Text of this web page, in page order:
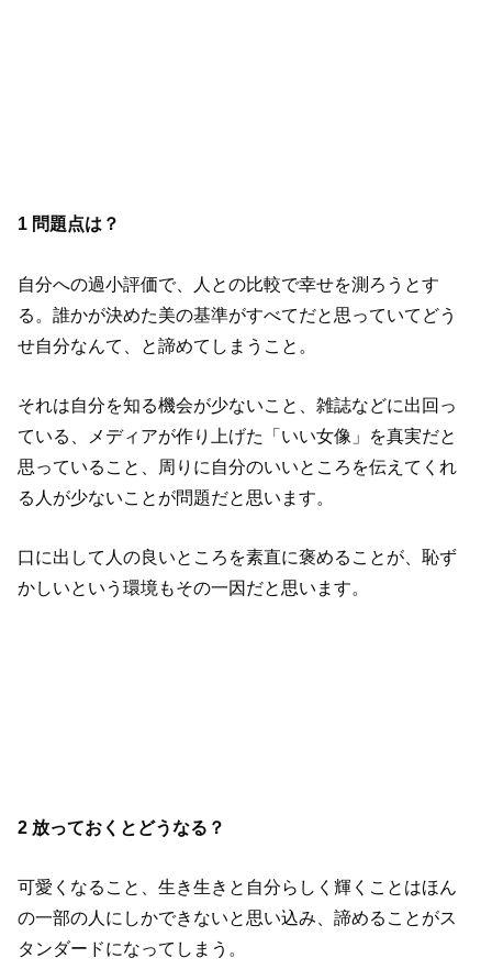
1 問題点は？
自分への過小評価で、人との比較で幸せを測ろうとす
る。誰かが決めた美の基準がすべてだと思っていてどう
せ自分なんて、と諦めてしまうこと。
それは自分を知る機会が少ないこと、雑誌などに出回っ
ている、メディアが作り上げた「いい女像」を真実だと
思っていること、周りに自分のいいところを伝えてくれ
る人が少ないことが問題だと思います。
口に出して人の良いところを素直に褒めることが、恥ず
かしいという環境もその一因だと思います。
2 放っておくとどうなる？
可愛くなること、生き生きと自分らしく輝くことはほん
の一部の人にしかできないと思い込み、諦めることがス
タンダードになってしまう。